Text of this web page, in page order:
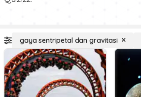
gaya sentripetal dan gravitasi